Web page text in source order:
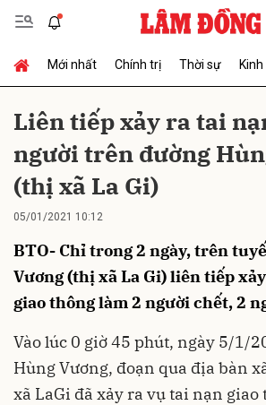
Mới nhất Chính trị Thời sự
Liên tiếp xảy ra tai
người trên đường
(thị xã La Gi)
05/01/2021 10:12
BTO- Chỉ trong 2 ngày, trên
Vương (thị xã La Gi) liên tiếp
giao thông làm 2 người chết, 2
Vào lúc 0 giờ 45 phút, ngày 5/1/
Hùng Vương, đoạn qua địa bàn
xã LaGi đã xảy ra vụ tai nạn giao
Gửi bình luận